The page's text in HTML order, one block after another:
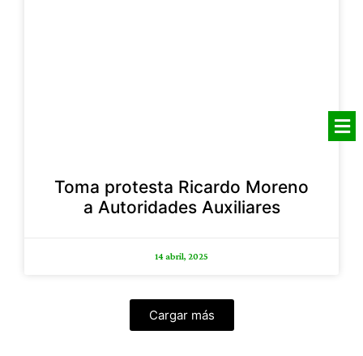
Toma protesta Ricardo Moreno
a Autoridades Auxiliares
14 abril, 2025
Cargar más